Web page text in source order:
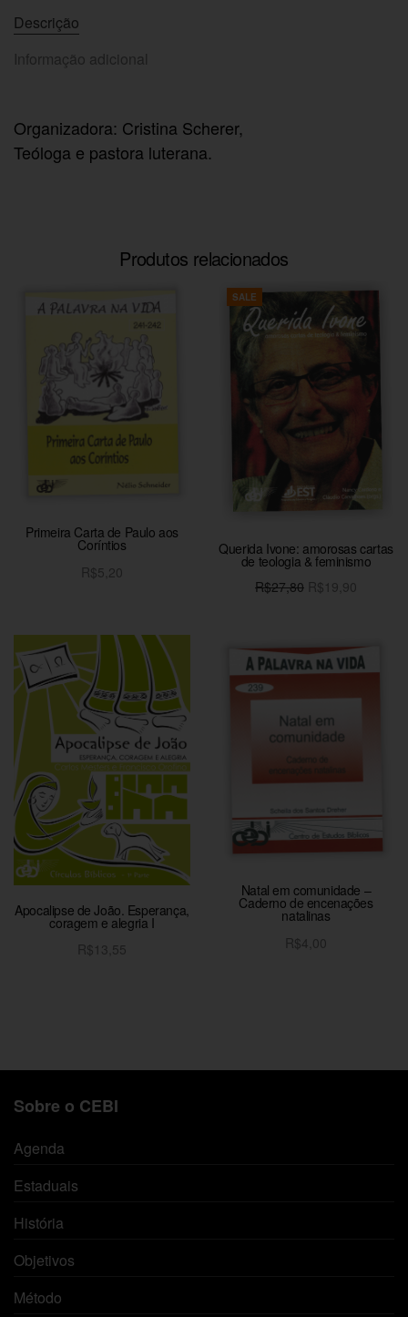
Descrição
Informação adicional
Organizadora: Cristina Scherer,
Teóloga e pastora luterana.
Produtos relacionados
Primeira Carta de Paulo aos
Coríntios
R$5,20
SALE
Querida Ivone: amorosas cartas
de teologia & feminismo
R$27,80 O preço
R$27,80.
R$ 19,90
Apocalipse de João. Esperança,
coragem e alegria I
R$ 13,55
Natal em comunidade –
Caderno de encenações
natalinas
R$4,00
Sobre o CEBI
Agenda
Estaduais
História
Objetivos
Método